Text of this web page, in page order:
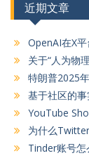
近期文章
OpenAI在X
关于“人为物
特朗普2025
基于社区的
YouTube
为什么
Tinder账号怎